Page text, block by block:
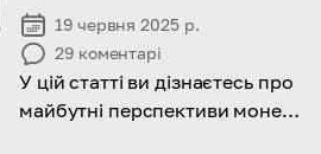
19 червня 2025 р.
29 коментарі
У цій статті ви дізнаєтесь про
майбутні перспективи монети